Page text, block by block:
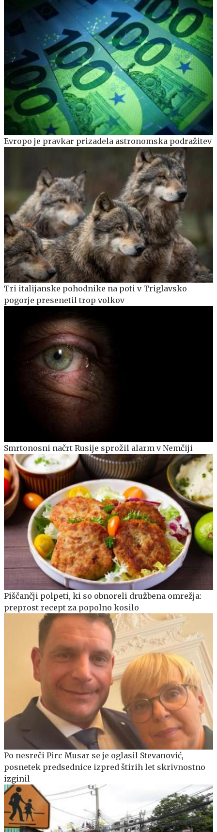
Evropo je pravkar prizadela astronomska podražitev
Tri italijanske pohodnike na poti v Triglavsko
pogorje presenetil trop volkov
Smrtonosni načrt Rusije sprožil alarm v Nemčiji
Piščančji polpeti, ki so obnoreli družbena omrežja:
preprost recept za popolno kosilo
Po nesreči Pirc Musar se je oglasil Stevanović,
posnetek predsednice izpred štirih let skrivnostno
izginil